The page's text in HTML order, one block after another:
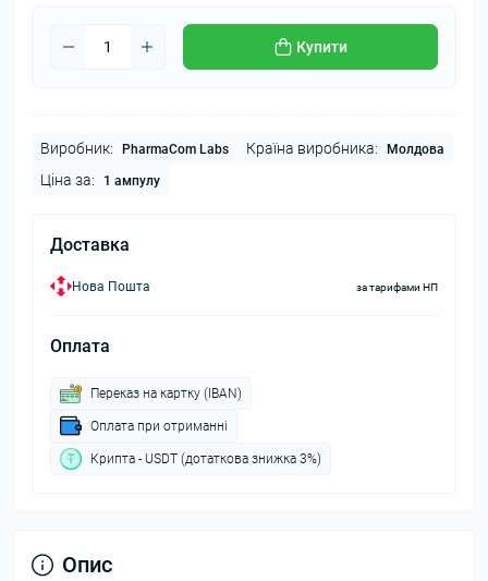
Купити
Виробник: PharmaCom Labs Країна виробника: Молдова
Ціна за: 1 ампулу
Доставка
Нова Пошта за тарифами НП
Оплата
Переказ на картку (IBAN)
Оплата при отриманні
Крипта - USDT (дотаткова знижка 3%)
Опис